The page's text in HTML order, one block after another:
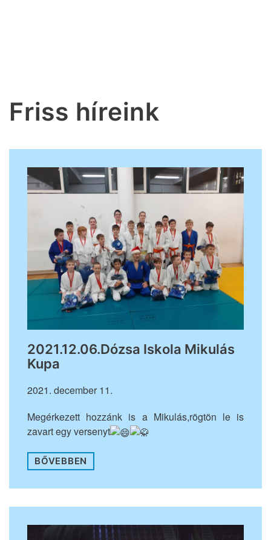
Friss híreink
2021.12.06.Dózsa Iskola Mikulás
Kupa
2021. december 11.
Megérkezett hozzánk is a Mikulás,rögtön le is
zavart egy versenyt
BŐVEBBEN